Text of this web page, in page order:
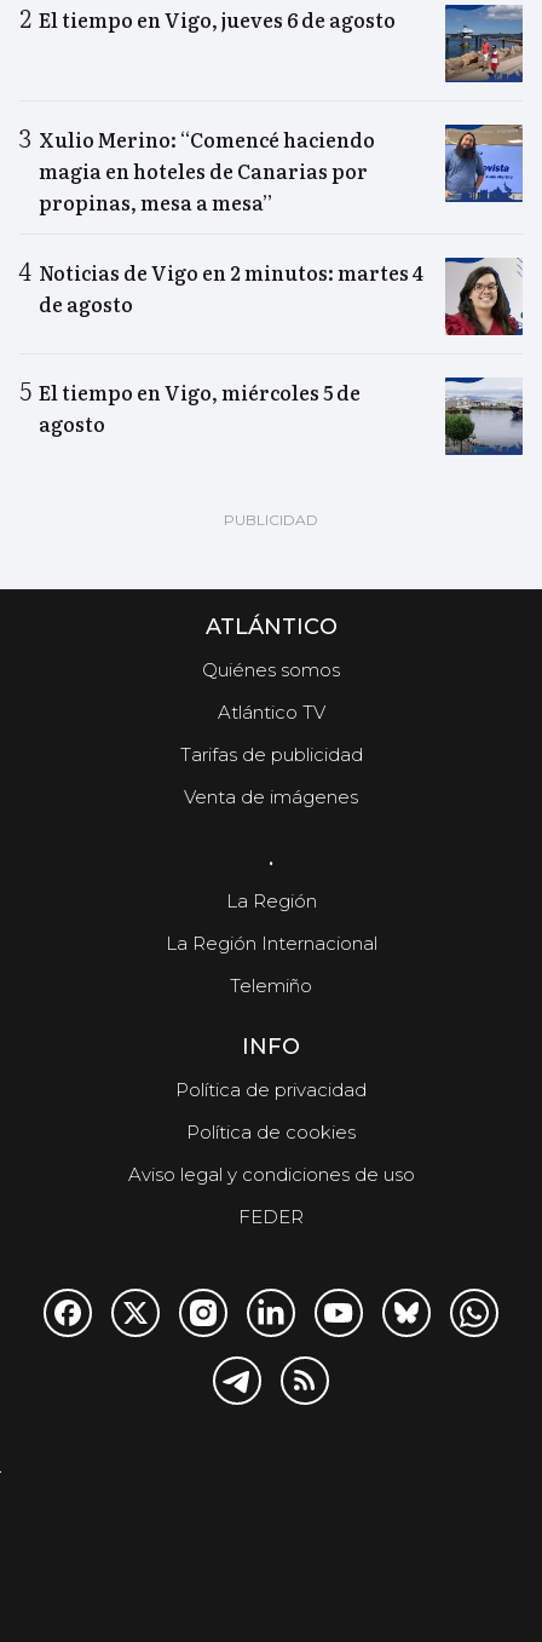
El tiempo en Vigo, jueves 6 de agosto
Xulio Merino: “Comencé haciendo
magia en hoteles de Canarias por
propinas, mesa a mesa”
Noticias de Vigo en 2 minutos: martes 4
de agosto
El tiempo en Vigo, miércoles 5 de
agosto
ATLÁNTICO
Quiénes somos
Atlántico TV
Tarifas de publicidad
Venta de imágenes
.
La Región
La Región Internacional
Telemiño
INFO
Política de privacidad
Política de cookies
Aviso legal y condiciones de uso
FEDER